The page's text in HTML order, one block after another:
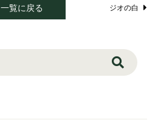
一覧に戻る ジオの白